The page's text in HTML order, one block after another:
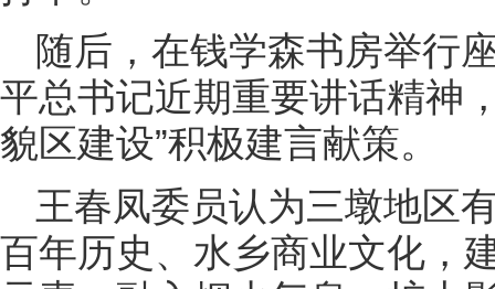
随后，在钱学森书房举行
平总书记近期重要讲话精神
貌区建设”积极建言献策。
王春凤委员认为三墩地区
百年历史、水乡商业文化，